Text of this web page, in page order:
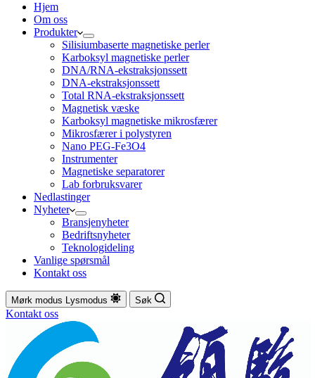
Hjem
Om oss
Produkter
Silisiumbaserte magnetiske perler
Karboksyl magnetiske perler
DNA/RNA-ekstraksjonssett
DNA-ekstraksjonssett
Total RNA-ekstraksjonssett
Magnetisk væske
Karboksyl magnetiske mikrosfærer
Mikrosfærer i polystyren
Nano PEG-Fe3O4
Instrumenter
Magnetiske separatorer
Lab forbruksvarer
Nedlastinger
Nyheter
Bransjenyheter
Bedriftsnyheter
Teknologideling
Vanlige spørsmål
Kontakt oss
Mørk modus Lysmodus Søk
Kontakt oss